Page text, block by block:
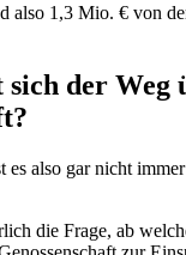
also 1,3 Mio. € von
der Weg
es also gar nicht
die Frage, ab